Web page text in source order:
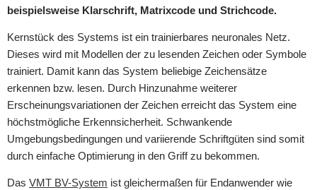
beispielsweise Klarschrift, Matrixcode und Strichcode.
Kernstück des Systems ist ein trainierbares neuronales Netz.
Dieses wird mit Modellen der zu lesenden Zeichen oder Symbole
trainiert. Damit kann das System beliebige Zeichensätze
erkennen bzw. lesen. Durch Hinzunahme weiterer
Erscheinungsvariationen der Zeichen erreicht das System eine
höchstmögliche Erkennsicherheit. Schwankende
Umgebungsbedingungen und variierende Schriftgüten sind somit
durch einfache Optimierung in den Griff zu bekommen.
Das VMT BV-System ist gleichermaßen für Endanwender wie